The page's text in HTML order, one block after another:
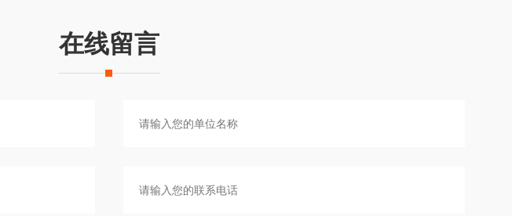
在线留言